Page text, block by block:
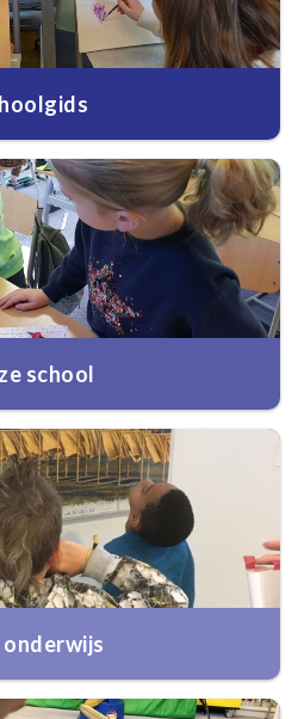
school
onderwijs